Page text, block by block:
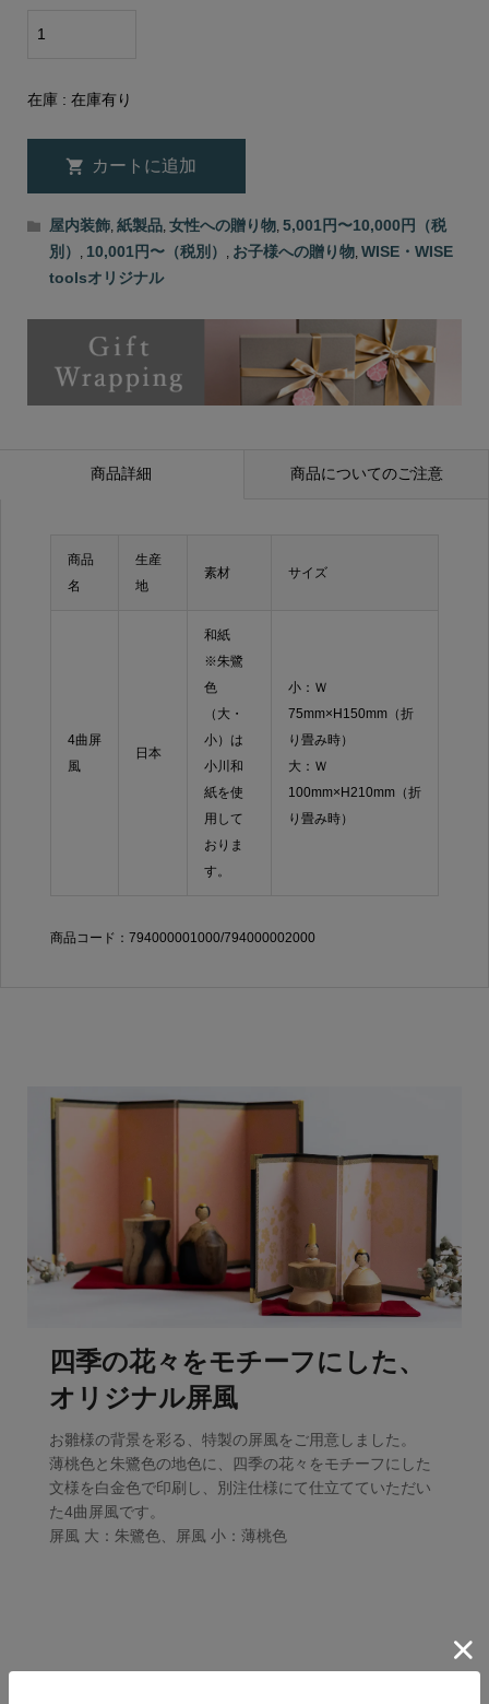
在庫 : 在庫有り
屋内装飾, 紙製品, 女性への贈り物, 5,001円〜10,000円（税
別）
10,001円〜（税別） お子様への贈り物, WISE・WISE
toolsオリジナル
商品詳細 商品についてのご注意
商品
名
生産
地
素材 サイズ
4曲屏
風
日本
和紙
※朱鷺
色
（大・
小）は
小川和
紙を使
用して
おりま
す。
小：Ｗ
75mm×H150mm（折
り畳み時）
大：Ｗ
100mm×H210mm（折
り畳み時）
商品コード：794000001000/794000002000
四季の花々をモチーフにした、
オリジナル屏風
お雛様の背景を彩る、特製の屏風をご用意しました。
薄桃色と朱鷺色の地色に、四季の花々をモチーフにした
文様を白金色で印刷し、別注仕様にて仕立てていただい
た4曲屏風です。
屏風 大：朱鷺色、屏風 小：薄桃色